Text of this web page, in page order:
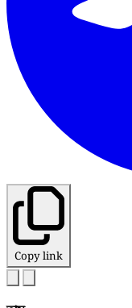
Copy link